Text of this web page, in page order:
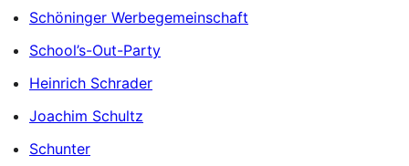
Schöninger Werbegemeinschaft
School’s-Out-Party
Heinrich Schrader
Joachim Schultz
Schunter